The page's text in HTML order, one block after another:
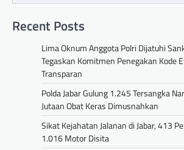
Recent Posts
Lima Oknum Anggota Polri Dijatuhi
Tegaskan Komitmen Penegakan Kode
Transparan
Polda Jabar Gulung 1.245 Tersangka
Jutaan Obat Keras Dimusnahkan
Sikat Kejahatan Jalanan di Jabar, 413
1.016 Motor Disita